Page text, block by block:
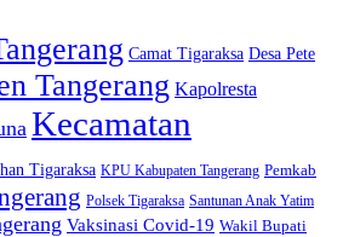
Camat Tigaraksa Desa Pete
Tangerang Kapolresta
Kecamatan
Tigaraksa KPU Kabupaten Tangerang Pemkab
Polsek Tigaraksa Santunan Anak Yatim
Vaksinasi Covid-19 Wakil Bupati